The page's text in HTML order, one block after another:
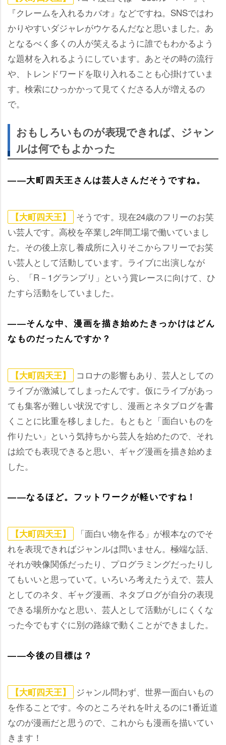
『クレームを入れるカバオ』などですね。SNSではわ
かりやすいダジャレがウケるんだなと思いました。あ
となるべく多くの人が笑えるように誰でもわかるよう
な題材を入れるようにしています。あとその時の流行
、トレンドワードを取り入れることも心掛けていま
す。検索にひっかかって見てくださる人が増えるの
で。
おもしろいものが表現できれば、ジャン
ルは何でもよかった
――大町四天王さんは芸人さんだそうですね。
【大町四天王】
そうです。現在24歳のフリーのお笑
い芸人です。高校を卒業し2年間工場で働いていまし
た。その後上京し養成所に入りそこからフリーでお笑
い芸人として活動しています。ライブに出演しなが
ら、「R－1グランプリ」という賞レースに向けて、ひ
たすら活動をしていました。
――そんな中、漫画を描き始めたきっかけはどん
なものだったんですか？
【大町四天王】
コロナの影響もあり、芸人としての
ライブが激減してしまったんです。仮にライブがあっ
ても集客が難しい状況ですし、漫画とネタブログを書
くことに比重を移しました。もともと「面白いものを
作りたい」という気持ちから芸人を始めたので、それ
は絵でも表現できると思い、ギャグ漫画を描き始めま
した。
――なるほど。フットワークが軽いですね！
【大町四天王】
「面白い物を作る」が根本なのでそ
れを表現できればジャンルは問いません。極端な話、
それが映像関係だったり、プログラミングだったりし
てもいいと思っていて。いろいろ考えたうえで、芸人
としてのネタ、ギャグ漫画、ネタブログが自分の表現
できる場所かなと思い、芸人として活動がしにくくな
った今でもすぐに別の路線で動くことができました。
――今後の目標は？
【大町四天王】
ジャンル問わず、世界一面白いもの
を作ることです。今のところそれを叶えるのに1番近道
なのが漫画だと思うので、これからも漫画を描いてい
きます！